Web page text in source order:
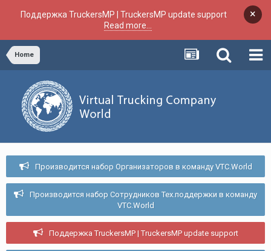
Поддержка TruckersMP | TruckersMP update support
Read more...
×
Home
Производится набор Организаторов в команду VTC.World
Производится набор Сотрудников Тех.поддержки в команду
VTC.World
Поддержка TruckersMP | TruckersMP update support